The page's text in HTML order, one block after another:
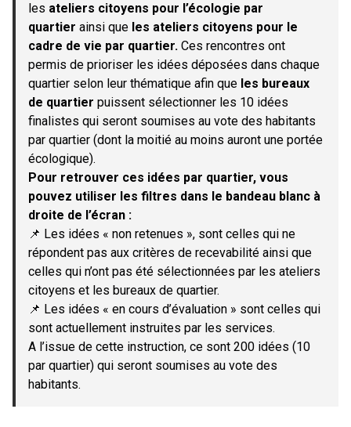
les ateliers citoyens pour l’écologie par
quartier ainsi que les ateliers citoyens pour le
cadre de vie par quartier. Ces rencontres ont
permis de prioriser les idées déposées dans chaque
quartier selon leur thématique afin que les bureaux
de quartier puissent sélectionner les 10 idées
finalistes qui seront soumises au vote des habitants
par quartier (dont la moitié au moins auront une portée
écologique).
Pour retrouver ces idées par quartier, vous
pouvez utiliser les filtres dans le bandeau blanc à
droite de l’écran :
📌 Les idées « non retenues », sont celles qui ne
répondent pas aux critères de recevabilité ainsi que
celles qui n’ont pas été sélectionnées par les ateliers
citoyens et les bureaux de quartier.
📌 Les idées « en cours d’évaluation » sont celles qui
sont actuellement instruites par les services.
A l’issue de cette instruction, ce sont 200 idées (10
par quartier) qui seront soumises au vote des
habitants.